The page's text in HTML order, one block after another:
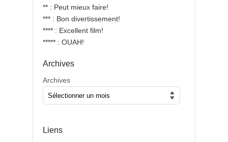
** : Peut mieux faire!
*** : Bon divertissement!
**** : Excellent film!
***** : OUAH!
Archives
Archives
Liens